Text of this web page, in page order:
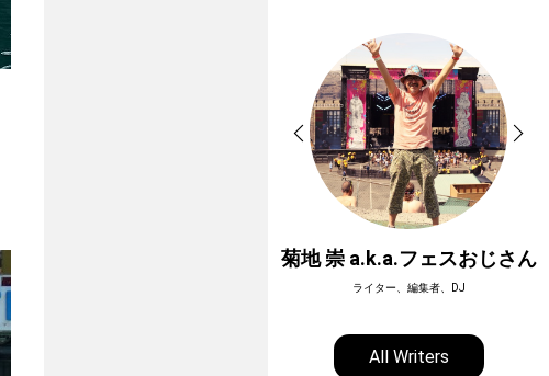
菊地 崇 a.k.a.フェスおじさん
ライター、編集者、DJ
All Writers